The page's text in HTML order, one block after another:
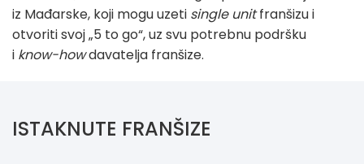
iz Mađarske, koji mogu uzeti single unitfranšizu i
otvoriti svoj „5 to go“, uz svu potrebnu podršku
i know-howdavatelja franšize.
ISTAKNUTE FRANŠIZE